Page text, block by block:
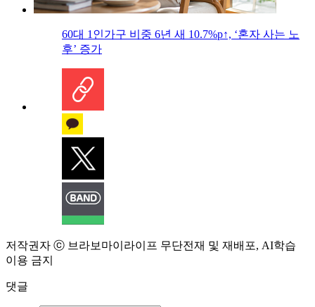
60대 1인가구 비중 6년 새 10.7%p↑, ‘혼자 사는 노
후’ 증가
저작권자 ⓒ 브라보마이라이프 무단전재 및 재배포, AI학습
이용 금지
댓글